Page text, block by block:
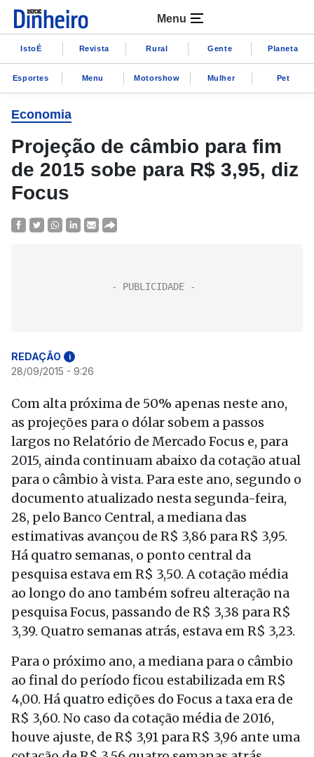
Menu
IstoÉ Revista Rural Gente Planeta
Esportes Menu Motorshow Mulher Pet
Economia
Projeção de câmbio para fim
de 2015 sobe para R$ 3,95, diz
Focus
REDAÇÃO i
28/09/2015 - 9:26
Com alta próxima de 50% apenas neste ano,
as projeções para o dólar sobem a passos
largos no Relatório de Mercado Focus e, para
2015, ainda continuam abaixo da cotação atual
para o câmbio à vista. Para este ano, segundo o
documento atualizado nesta segunda-feira,
28, pelo Banco Central, a mediana das
estimativas avançou de R$ 3,86 para R$ 3,95.
Há quatro semanas, o ponto central da
pesquisa estava em R$ 3,50. A cotação média
ao longo do ano também sofreu alteração na
pesquisa Focus, passando de R$ 3,38 para R$
3,39. Quatro semanas atrás, estava em R$ 3,23.
Para o próximo ano, a mediana para o câmbio
ao final do período ficou estabilizada em R$
4,00. Há quatro edições do Focus a taxa era de
R$ 3,60. No caso da cotação média de 2016,
houve ajuste, de R$ 3,91 para R$ 3,96 ante uma